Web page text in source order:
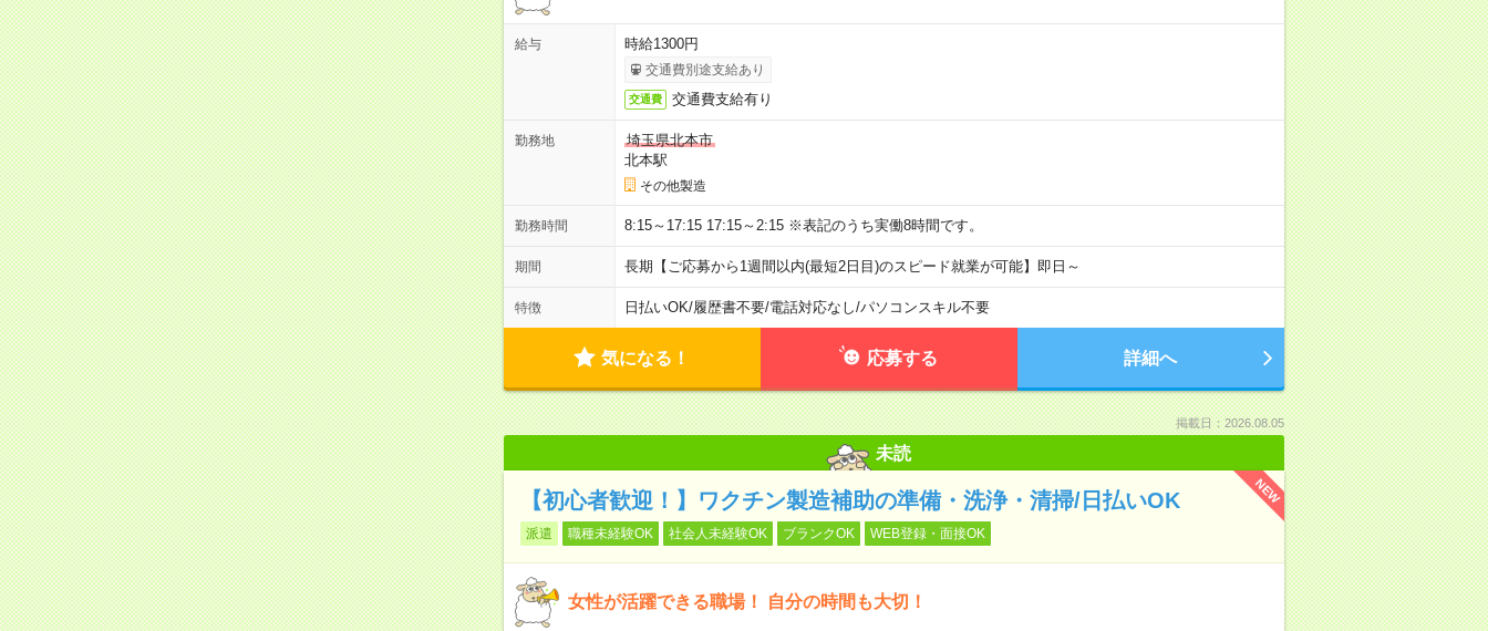
給与 時給1300円
交通費別途支給あり
交通費 交通費支給有り
勤務地
埼玉県北本市
北本駅
その他製造
勤務時間 8:15～17:15 17:15～2:15 ※表記のうち実働8時間です。
期間 長期【ご応募から1週間以内(最短2日目)のスピード就業が可能】即日～
特徴 日払いOK/履歴書不要/電話対応なし/パソコンスキル不要
気になる！ 応募する 詳細へ
掲載日：2026.08.05
未読
NEW
【初心者歓迎！】ワクチン製造補助の準備・洗浄・清掃/日払いOK
派遣 職種未経験OK 社会人未経験OK ブランクOK WEB登録・面接OK
女性が活躍できる職場！ 自分の時間も大切！